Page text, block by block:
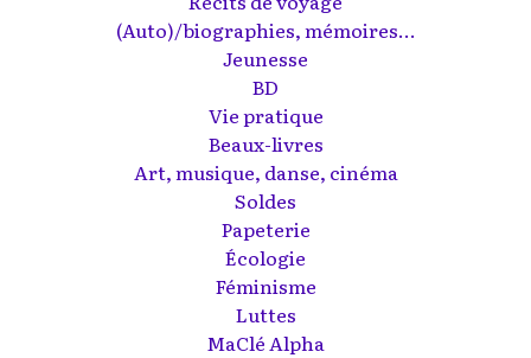
(Auto)/biographies, mémoires...
Jeunesse
BD
Vie pratique
Beaux-livres
Art, musique, danse, cinéma
Soldes
Papeterie
Écologie
Féminisme
Luttes
MaClé Alpha